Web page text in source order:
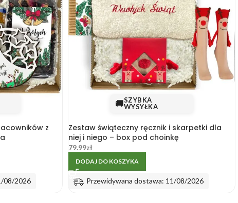
z
08/2026
🚚SZYBKA
WYSYŁKA
Zestaw świąteczny ręcznik i skarpetki dla
niej i niego – box pod choinkę
79.99zł
DODAJ DO KOSZYKA
Przewidywana dostawa: 11/08/2026